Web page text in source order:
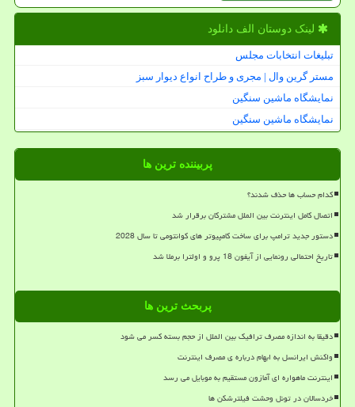
لینک دوستان الف دانلود
تبلیغات انتخابات مجلس
مستر گرین وال | مجری و طراح انواع دیوار سبز
نمایشگاه ماشین سنگین
نمایشگاه ماشین سنگین
پربیننده ترین ها
کدام حساب ها حذف شدند؟
اتصال کامل اینترنت بین الملل مشترکان برقرار شد
دستور جدید ترامپ برای ساخت کامپیوتر های کوانتومی تا سال 2028
تاریخ احتمالی رونمایی از آیفون 18 پرو و اولترا برملا شد
پربحث ترین ها
دقیقا به اندازه مصرف ترافیک بین الملل از حجم بسته کسر می شود
واکنش ایرانسل به ابهام درباره ی مصرف اینترنت
اینترنت ماهواره ای آمازون مستقیم به موبایل می رسد
خردسالان در تونل وحشت فیلترشکن ها